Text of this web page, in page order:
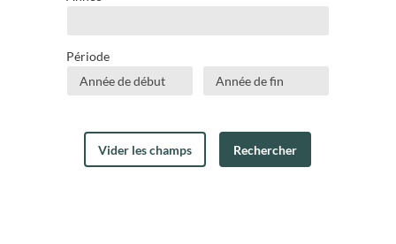
Période
Vider les champs Rechercher